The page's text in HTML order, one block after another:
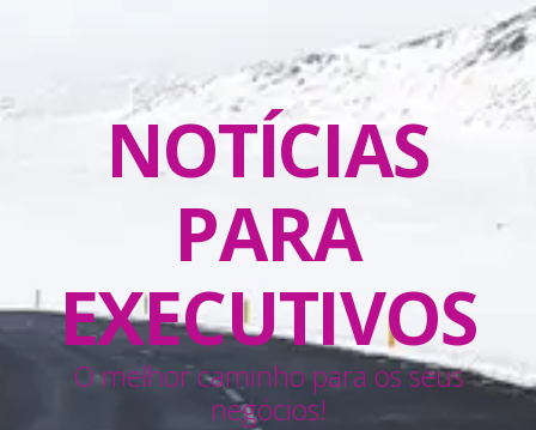
NOTÍCIAS
PARA
EXECUTIVOS
O melhor caminho para os seus
negócios!